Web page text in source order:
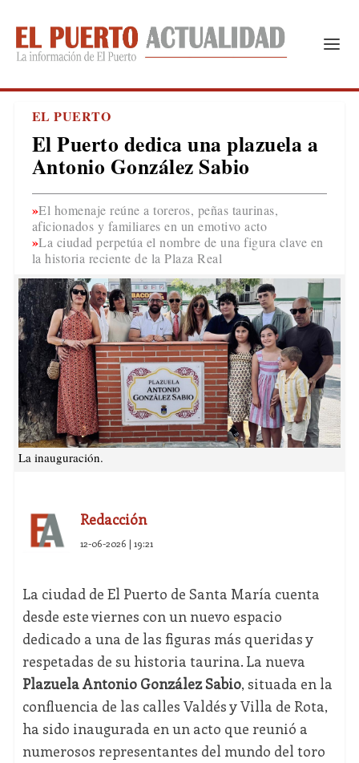
EL PUERTO
El Puerto dedica una plazuela a
Antonio González Sabio
El homenaje reúne a toreros, peñas taurinas,
aficionados y familiares en un emotivo acto
La ciudad perpetúa el nombre de una figura clave en
la historia reciente de la Plaza Real
La inauguración.
Redacción
12-06-2026 | 19:21
La ciudad de El Puerto de Santa María cuenta
desde este viernes con un nuevo espacio
dedicado a una de las figuras más queridas y
respetadas de su historia taurina. La nueva
Plazuela Antonio González Sabio, situada en la
confluencia de las calles Valdés y Villa de Rota,
ha sido inaugurada en un acto que reunió a
numerosos representantes del mundo del toro